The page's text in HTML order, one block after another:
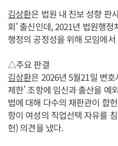
김상환은 법원 내 진보 성향 판
회’ 출신인데, 2021년 법원행
행정의 공정성을 위해 모임에
△주요 판결
김상환은 2026년 5월21일 변호
제한’ 조항에 임신과 출산을 예
법에 대해 다수의 재판관이 합
항이 여성의 직업선택 자유를
헌) 의견을 냈다.